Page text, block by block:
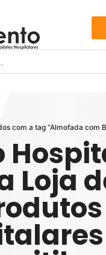
com a tag “Almofada com
Loja